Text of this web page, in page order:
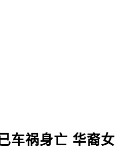
车祸身亡 华裔女